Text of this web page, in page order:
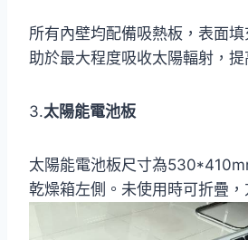
所有內壁均配備吸熱板，表面
助於最大程度吸收太陽輻射，提
3.太陽能電池板
太陽能電池板尺寸為
乾燥箱左側。未使用時可折疊，